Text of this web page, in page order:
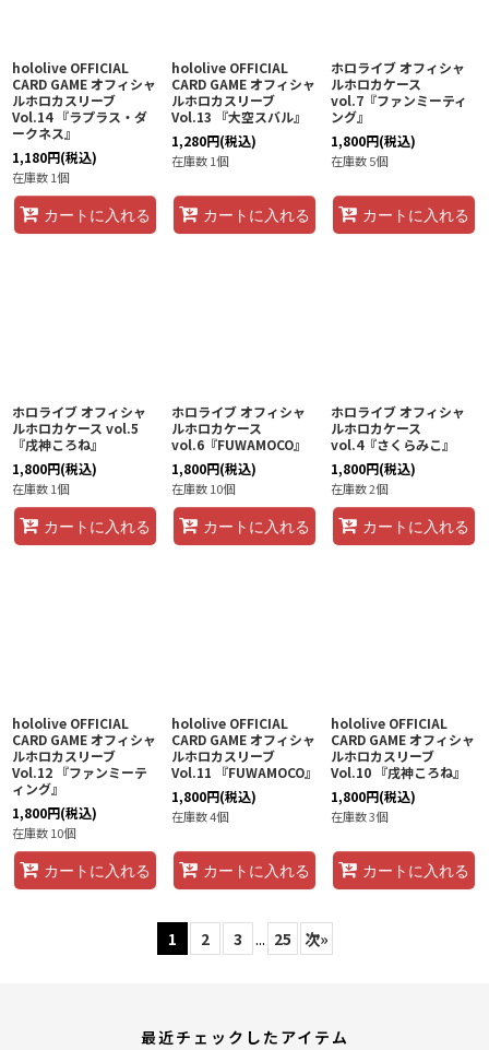
hololive OFFICIAL
CARD GAME オフィシャ
ルホロカスリーブ
Vol.14 『ラプラス・ダ
ークネス』
1,180円(税込)
在庫数 1個
カートに入れる
hololive OFFICIAL
CARD GAME オフィシャ
ルホロカスリーブ
Vol.13 『大空スバル』
1,280円(税込)
在庫数 1個
カートに入れる
ホロライブ オフィシャ
ルホロカケース
vol.7『ファンミーティ
ング』
1,800円(税込)
在庫数 5個
カートに入れる
ホロライブ オフィシャ
ルホロカケース vol.5
『戌神ころね』
1,800円(税込)
在庫数 1個
カートに入れる
ホロライブ オフィシャ
ルホロカケース
vol.6『FUWAMOCO』
1,800円(税込)
在庫数 10個
カートに入れる
ホロライブ オフィシャ
ルホロカケース
vol.4『さくらみこ』
1,800円(税込)
在庫数 2個
カートに入れる
hololive OFFICIAL
CARD GAME オフィシャ
ルホロカスリーブ
Vol.12 『ファンミーテ
ィング』
1,800円(税込)
在庫数 10個
カートに入れる
hololive OFFICIAL
CARD GAME オフィシャ
ルホロカスリーブ
Vol.11 『FUWAMOCO』
1,800円(税込)
在庫数 4個
カートに入れる
hololive OFFICIAL
CARD GAME オフィシャ
ルホロカスリーブ
Vol.10 『戌神ころね』
1,800円(税込)
在庫数 3個
カートに入れる
1 2 3 ... 25 次»
最近チェックしたアイテム